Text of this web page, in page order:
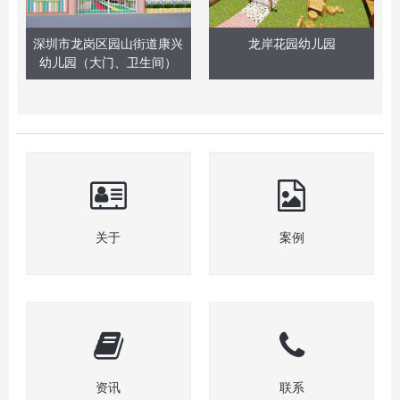
深圳市龙岗区园山街道康兴
幼儿园（大门、卫生间）
龙岸花园幼儿园
关于 案例
资讯 联系